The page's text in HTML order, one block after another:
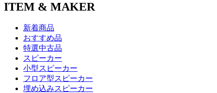
ITEM & MAKER
新着商品
おすすめ品
特選中古品
スピーカー
小型スピーカー
フロア型スピーカー
埋め込みスピーカー